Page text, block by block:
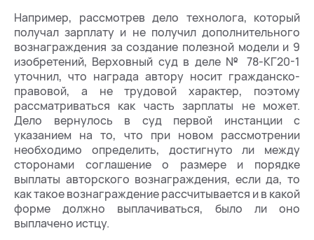
Например, рассмотрев дело технолога, который
получал зарплату и не получил дополнительного
вознаграждения за создание полезной модели и 9
изобретений, Верховный суд в деле № 78-КГ20-1
уточнил, что награда автору носит гражданско-
правовой, а не трудовой характер, поэтому
рассматриваться как часть зарплаты не может.
Дело вернулось в суд первой инстанции с
указанием на то, что при новом рассмотрении
необходимо определить, достигнуто ли между
сторонами соглашение о размере и порядке
выплаты авторского вознаграждения, если да, то
как такое вознаграждение рассчитывается и в какой
форме должно выплачиваться, было ли оно
выплачено истцу.